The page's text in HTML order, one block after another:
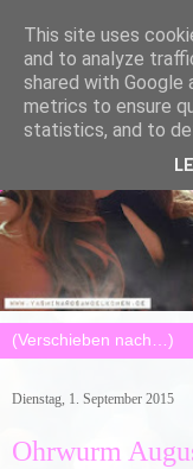
Dienstag, 1. September 2015
Ohrwurm
This site uses
and to analyze
shared with Google
metrics to ensure
statistics, and to